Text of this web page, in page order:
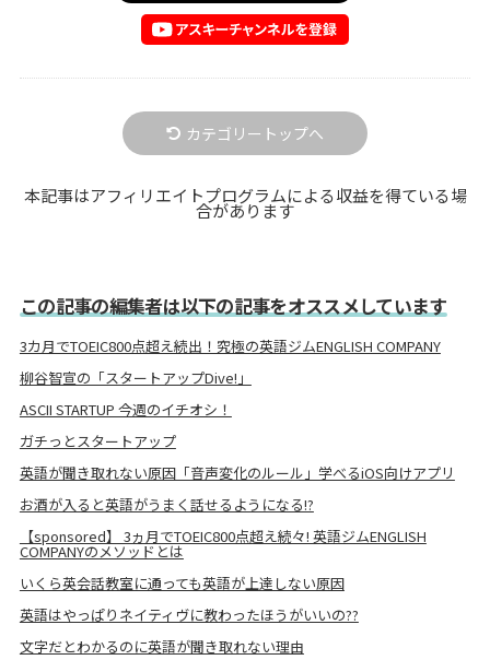
カテゴリートップへ
本記事はアフィリエイトプログラムによる収益を得ている場
合があります
この記事の編集者は以下の記事をオススメしています
3カ月でTOEIC800点超え続出！究極の英語ジムENGLISH COMPANY
柳谷智宣の「スタートアップDive!」
ASCII STARTUP 今週のイチオシ！
ガチっとスタートアップ
英語が聞き取れない原因「音声変化のルール」学べるiOS向けアプリ
お酒が入ると英語がうまく話せるようになる!?
【sponsored】 3ヵ月でTOEIC800点超え続々! 英語ジムENGLISH
COMPANYのメソッドとは
いくら英会話教室に通っても英語が上達しない原因
英語はやっぱりネイティヴに教わったほうがいいの??
文字だとわかるのに英語が聞き取れない理由